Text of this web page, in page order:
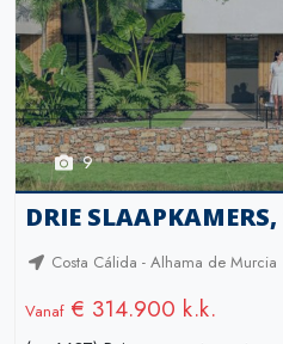
9
DRIE
Costa Cálida - Alhama de Murcia
Vanaf € 314.900 k.k.